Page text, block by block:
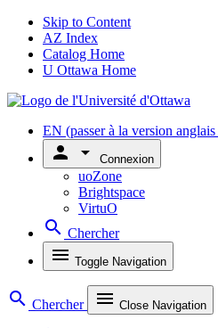
Skip to Content
AZ Index
Catalog Home
U Ottawa Home
EN (passer à la version
person arrow_drop_down Connexion
uoZone
Brightspace
VirtuO
search Chercher
menu Toggle Navigation
search Chercher menu Close Navigation